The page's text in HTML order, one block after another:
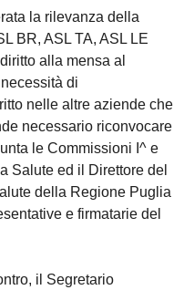
la rilevanza della
BR, ASL TA, ASL LE
alla mensa al
di
nelle altre aziende che
necessario riconvocare
le Commissioni I^ e
Salute ed il Direttore del
della Regione Puglia
e firmatarie del
il Segretario